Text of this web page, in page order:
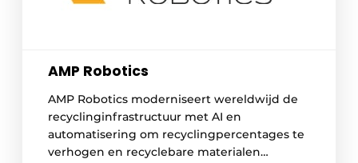
AMP Robotics
AMP Robotics moderniseert wereldwijd de
recyclinginfrastructuur met AI en
automatisering om recyclingpercentages te
verhogen en recyclebare materialen